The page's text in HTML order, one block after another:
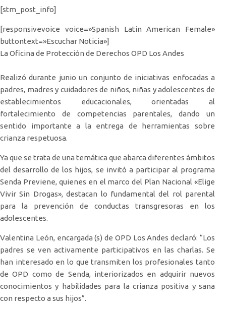
[stm_post_info]
[responsivevoice voice=»Spanish Latin American Female»
buttontext=»Escuchar Noticia»]
La Oficina de Protección de Derechos OPD Los Andes
Realizó durante junio un conjunto de iniciativas enfocadas a
padres, madres y cuidadores de niños, niñas y adolescentes de
establecimientos educacionales, orientadas al
fortalecimiento de competencias parentales, dando un
sentido importante a la entrega de herramientas sobre
crianza respetuosa.
Ya que se trata de una temática que abarca diferentes ámbitos
del desarrollo de los hijos, se invitó a participar al programa
Senda Previene, quienes en el marco del Plan Nacional «Elige
Vivir Sin Drogas», destacan lo fundamental del rol parental
para la prevención de conductas transgresoras en los
adolescentes.
Valentina León, encargada (s) de OPD Los Andes declaró: “Los
padres se ven activamente participativos en las charlas. Se
han interesado en lo que transmiten los profesionales tanto
de OPD como de Senda, interiorizados en adquirir nuevos
conocimientos y habilidades para la crianza positiva y sana
con respecto a sus hijos”.